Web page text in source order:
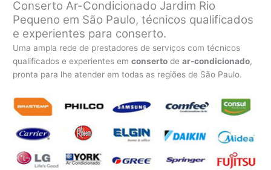
Conserto Ar-Condicionado Jardim Rio
Pequeno em São Paulo, técnicos qualificados
e experientes para conserto.
Uma ampla rede de prestadores de serviços com técnicos
qualificados e experientes emconserto dear-condicionado,
pronta para lhe atender em todas as regiões de São Paulo.